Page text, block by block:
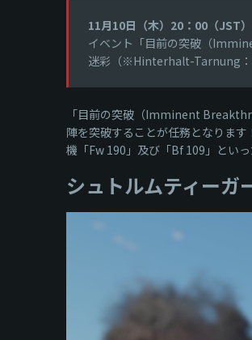
11月10日（木）20：00（JST
イベント「目前の突破（
迷彩（※Hinterhalt-Tarnung：
「目前の突破（Imminent
陣を突破することが任務となりま
機「Fw 190」及び「Bf 109」とい
シュトルムティーガ